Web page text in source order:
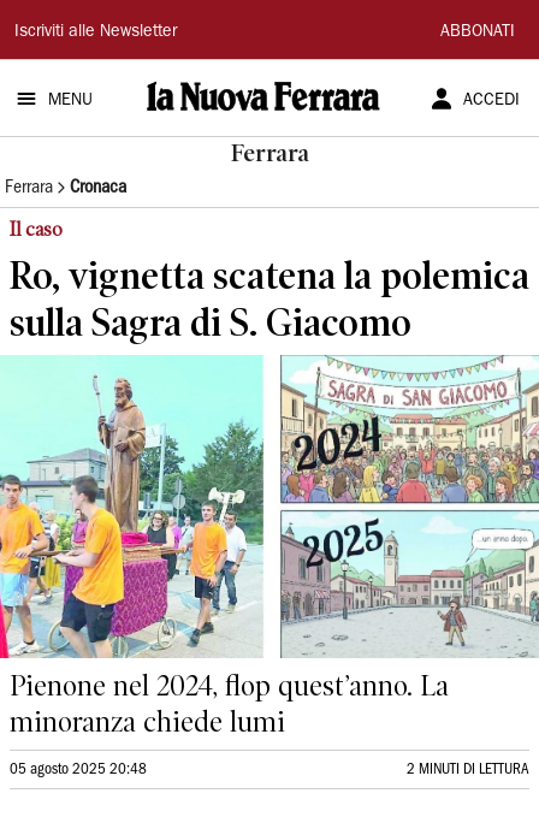
La
Nuova
Ferrara
Iscriviti alle Newsletter ABBONATI
MENU ACCEDI
Ferrara
Ferrara Cronaca
Il caso
Ro, vignetta scatena la polemica
sulla Sagra di S. Giacomo
Pienone nel 2024, flop quest’anno. La
minoranza chiede lumi
05 agosto 2025 20:48 2 MINUTI DI LETTURA